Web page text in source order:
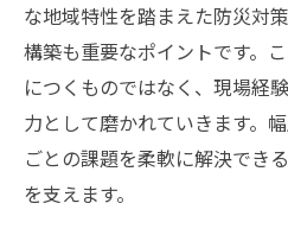
な地域特性を踏まえた防災対
構築も重要なポイントです。
につくものではなく、現場経
力として磨かれていきます。
ごとの課題を柔軟に解決でき
を支えます。